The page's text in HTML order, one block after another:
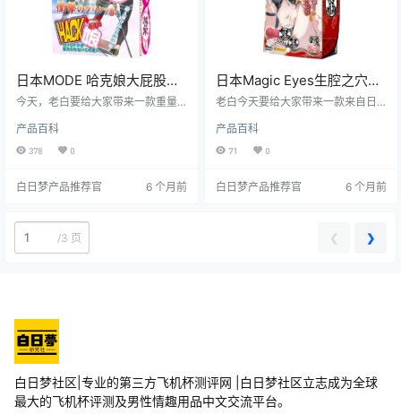
日本MODE 哈克娘大屁股倒
模双穴飞机杯测评报告
今天，老白要给大家带来一款重量
克娘大屁股倒模飞机杯。这款飞机
杯以其超大尺寸和高度仿真度，成
机杯的各个方面，看看它是否真的
产品百科
378 0
白日梦产品推荐官 6 个月前
日本Magic Eyes生腔之穴恶
魔飞机杯测评报告
老白今天要给大家带来一款来自日
穴-恶魔。这款飞机杯以其独特的设
计和丰富的使用体验，吸引了众多
性能和特点。
产品百科
71 0
白日梦产品推荐官 6 个月前
/3 页 ❮ ❯
白日梦社区|专业的第三方飞机杯测评网 |白日梦社区立志成为全球
最大的飞机杯评测及男性情趣用品中文交流平台。